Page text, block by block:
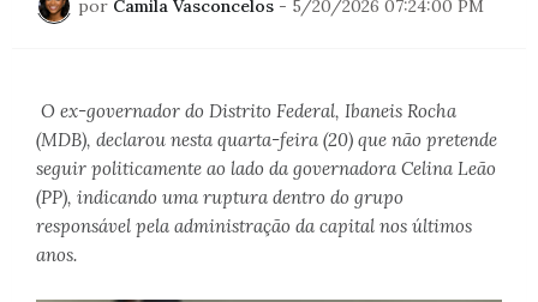
por Camila Vasconcelos - 5/20/2026 07:24:00 PM
O ex-governador do Distrito Federal, Ibaneis Rocha
(MDB), declarou nesta quarta-feira (20) que não pretende
seguir politicamente ao lado da governadora Celina Leão
(PP), indicando uma ruptura dentro do grupo
responsável pela administração da capital nos últimos
anos.